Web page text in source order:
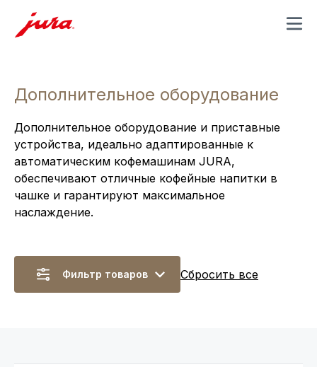
MENU
Дополнительное оборудование
Дополнительное оборудование и приставные
устройства, идеально адаптированные к
автоматическим кофемашинам JURA,
обеспечивают отличные кофейные напитки в
чашке и гарантируют максимальное
наслаждение.
Фильтр товаров Сбросить все